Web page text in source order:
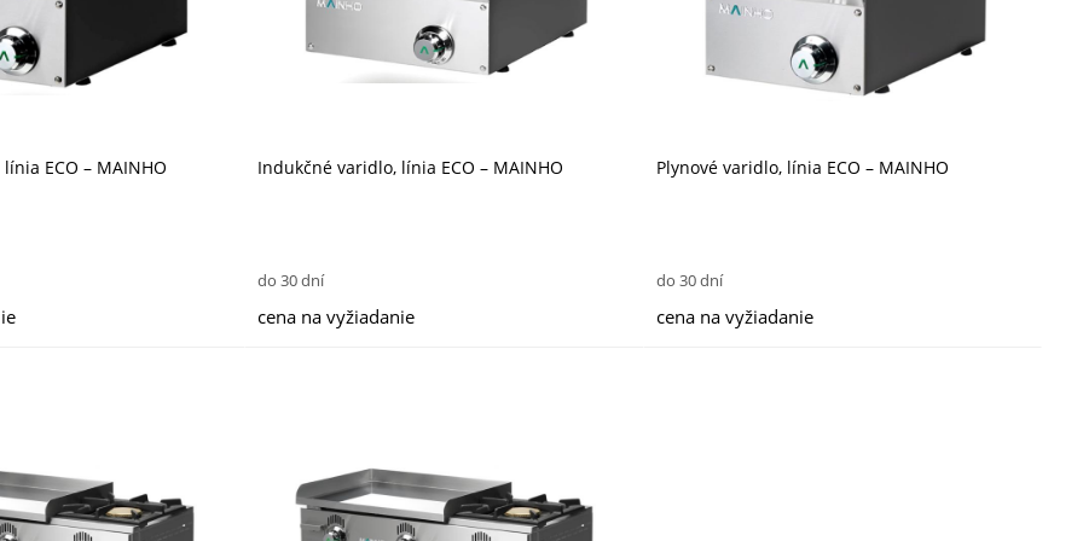
ECO – MAINHO Indukčné varidlo, línia ECO – MAINHO
do 30 dní
cena na vyžiadanie
Plynové varidlo, línia ECO – MAINHO
do 30 dní
cena na vyžiadanie